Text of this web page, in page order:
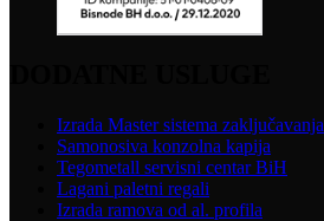
Izrada Master sistema zaključavanja
Samonosiva konzolna kapija
Tegometall servisni centar BiH
Lagani paletni regali
Izrada ramova od al. profila